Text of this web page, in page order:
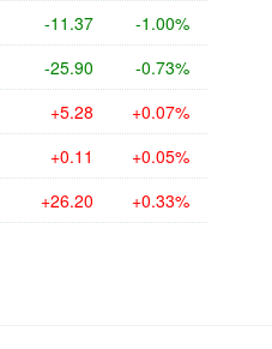
-11.37 -1.00%
-25.90 -0.73%
+5.28 +0.07%
+0.11 +0.05%
+26.20 +0.33%